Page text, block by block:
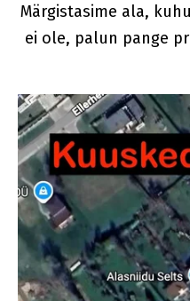
Märgistasime ala,
ei ole, palun pange